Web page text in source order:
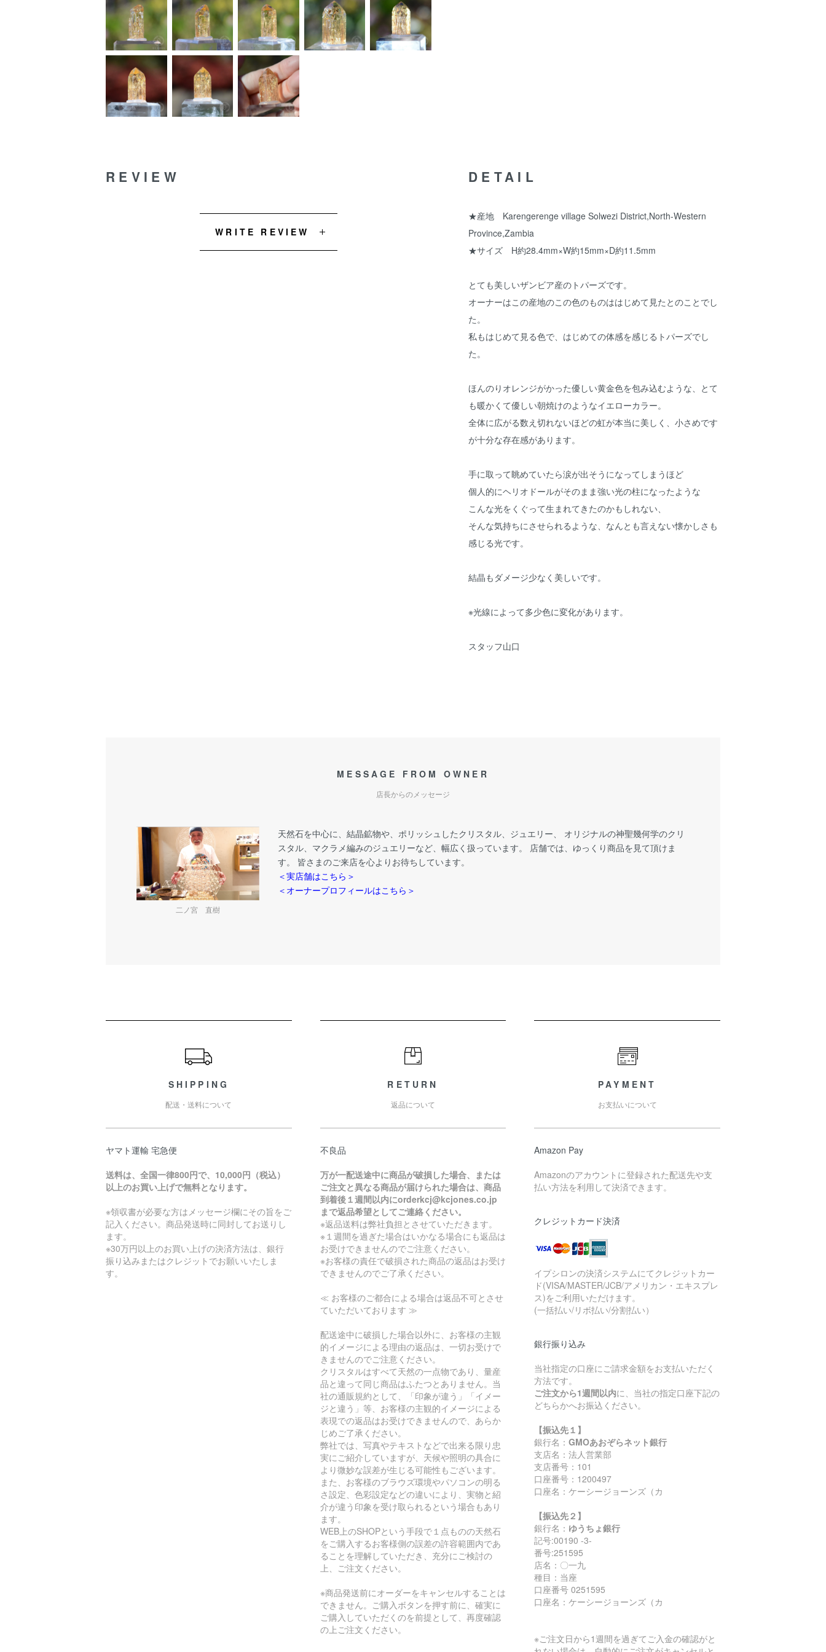
DETAIL
★産地 Karengerenge village Solwezi District,North-Western
Province,Zambia
★サイズ H約28.4mm×W約15mm×D約11.5mm
とても美しいザンビア産のトパーズです。
オーナーはこの産地のこの色のものははじめて見たとのことでし
た。
私もはじめて見る色で、はじめての体感を感じるトパーズでし
た。
ほんのりオレンジがかった優しい黄金色を包み込むような、とて
も暖かくて優しい朝焼けのようなイエローカラー。
全体に広がる数え切れないほどの虹が本当に美しく、小さめです
が十分な存在感があります。
手に取って眺めていたら涙が出そうになってしまうほど
個人的にヘリオドールがそのまま強い光の柱になったような
こんな光をくぐって生まれてきたのかもしれない、
そんな気持ちにさせられるような、なんとも言えない懐かしさも
感じる光です。
結晶もダメージ少なく美しいです。
※光線によって多少色に変化があります。
スタッフ山口
REVIEW
WRITE REVIEW
MESSAGE FROM OWNER
店長からのメッセージ
二ノ宮 直樹
天然石を中心に、結晶鉱物や、ポリッシュしたクリスタル、ジュエリー、 オリジナルの神聖幾何学のクリ
スタル、マクラメ編みのジュエリーなど、幅広く扱っています。 店舗では、ゆっくり商品を見て頂けま
す。 皆さまのご来店を心よりお待ちしています。
＜実店舗はこちら＞
＜オーナープロフィールはこちら＞
SHIPPING
配送・送料について
ヤマト運輸 宅急便
送料は、全国一律800円で、10,000円（税込）
以上のお買い上げで無料となります。
※領収書が必要な方はメッセージ欄にその旨をご
記入ください。商品発送時に同封してお送りし
ます。
※30万円以上のお買い上げの決済方法は、銀行
振り込みまたはクレジットでお願いいたしま
す。
RETURN
返品について
不良品
万が一配送途中に商品が破損した場合、または
ご注文と異なる商品が届けられた場合は、商品
到着後１週間以内にorderkcj@kcjones.co.jp
まで返品希望としてご連絡ください。
※返品送料は弊社負担とさせていただきます。
※１週間を過ぎた場合はいかなる場合にも返品は
お受けできませんのでご注意ください。
※お客様の責任で破損された商品の返品はお受け
できませんのでご了承ください。
≪ お客様のご都合による場合は返品不可とさせ
ていただいております ≫
配送途中に破損した場合以外に、お客様の主観
的イメージによる理由の返品は、一切お受けで
きませんのでご注意ください。
クリスタルはすべて天然の一点物であり、量産
品と違って同じ商品はふたつとありません。当
社の通販規約として、「印象が違う」「イメー
ジと違う」等、お客様の主観的イメージによる
表現での返品はお受けできませんので、あらか
じめご了承ください。
弊社では、写真やテキストなどで出来る限り忠
実にご紹介していますが、天候や照明の具合に
より微妙な誤差が生じる可能性もございます。
また、お客様のブラウズ環境やパソコンの明る
さ設定、色彩設定などの違いにより、実物と紹
介が違う印象を受け取られるという場合もあり
ます。
WEB上のSHOPという手段で１点ものの天然石
をご購入するお客様側の誤差の許容範囲内であ
ることを理解していただき、充分にご検討の
上、ご注文ください。
※商品発送前にオーダーをキャンセルすることは
できません。ご購入ボタンを押す前に、確実に
ご購入していただくのを前提として、再度確認
の上ご注文ください。
PAYMENT
お支払いについて
Amazon Pay
Amazonのアカウントに登録された配送先や支
払い方法を利用して決済できます。
クレジットカード決済
イプシロンの決済システムにてクレジットカー
ド(VISA/MASTER/JCB/アメリカン・エキスプレ
ス)をご利用いただけます。
(一括払い/リボ払い/分割払い）
銀行振り込み
当社指定の口座にご請求金額をお支払いただく
方法です。
ご注文から1週間以内に、当社の指定口座下記の
どちらかへお振込ください。
【振込先１】
銀行名：GMOあおぞらネット銀行
支店名：法人営業部
支店番号：101
口座番号：1200497
口座名：ケーシージョーンズ（カ
【振込先２】
銀行名： ゆうちょ銀行
記号:00190 -3-
番号:251595
店名：〇一九
種目：当座
口座番号 0251595
口座名：ケーシージョーンズ（カ
※ご注文日から1週間を過ぎてご入金の確認がと